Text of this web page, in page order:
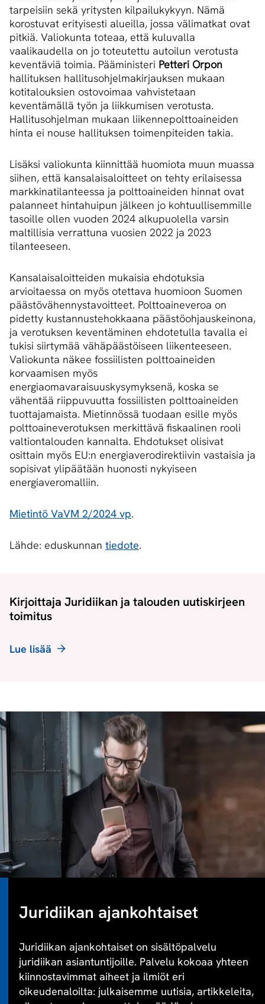
tarpeisiin sekä yritysten kilpailukykyyn. Nämä
korostuvat erityisesti alueilla, jossa välimatkat ovat
pitkiä. Valiokunta toteaa, että kuluvalla
vaalikaudella on jo toteutettu autoilun verotusta
keventäviä toimia. Pääministeri Petteri Orpon
hallituksen hallitusohjelmakirjauksen mukaan
kotitalouksien ostovoimaa vahvistetaan
keventämällä työn ja liikkumisen verotusta.
Hallitusohjelman mukaan liikennepolttoaineiden
hinta ei nouse hallituksen toimenpiteiden takia.
Lisäksi valiokunta kiinnittää huomiota muun muassa
siihen, että kansalaisaloitteet on tehty erilaisessa
markkinatilanteessa ja polttoaineiden hinnat ovat
palanneet hintahuipun jälkeen jo kohtuullisemmille
tasoille ollen vuoden 2024 alkupuolella varsin
maltillisia verrattuna vuosien 2022 ja 2023
tilanteeseen.
Kansalaisaloitteiden mukaisia ehdotuksia
arvioitaessa on myös otettava huomioon Suomen
päästövähennystavoitteet. Polttoaineveroa on
pidetty kustannustehokkaana päästöohjauskeinona,
ja verotuksen keventäminen ehdotetulla tavalla ei
tukisi siirtymää vähäpäästöiseen liikenteeseen.
Valiokunta näkee fossiilisten polttoaineiden
korvaamisen myös
energiaomavaraisuuskysymyksenä, koska se
vähentää riippuvuutta fossiilisten polttoaineiden
tuottajamaista. Mietinnössä tuodaan esille myös
polttoaineverotuksen merkittävä fiskaalinen rooli
valtiontalouden kannalta. Ehdotukset olisivat
osittain myös EU:n energiaverodirektiivin vastaisia ja
sopisivat ylipäätään huonosti nykyiseen
energiaveromalliin.
Mietintö VaVM 2/2024 vp.
Lähde: eduskunnan tiedote.
Kirjoittaja Juridiikan ja talouden uutiskirjeen
toimitus
Lue lisää
Juridiikan ajankohtaiset
Juridiikan ajankohtaiset on sisältöpalvelu
juridiikan asiantuntijoille. Palvelu kokoaa yhteen
kiinnostavimmat aiheet ja ilmiöt eri
oikeudenaloilta: julkaisemme uutisia, artikkeleita,